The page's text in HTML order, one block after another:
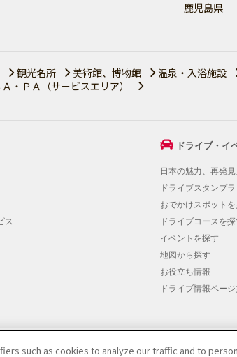
鹿児島県
観光名所 美術館、博物館 温泉・入浴施設
Ａ・ＰＡ（サービスエリア）
ス
ドライブ・イ
日本の魅力、再発
ドライブスタンプ
おでかけスポットを
ドライブコースを探
イベントを探す
地図から探す
お役立ち情報
ドライブ情報ペー
扱いについて | 会員優待サービスの提携をご検討の方へ |
such as cookies to analyze our traffic and to